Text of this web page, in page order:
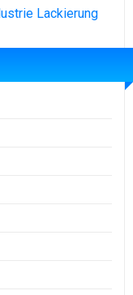
Lackierung